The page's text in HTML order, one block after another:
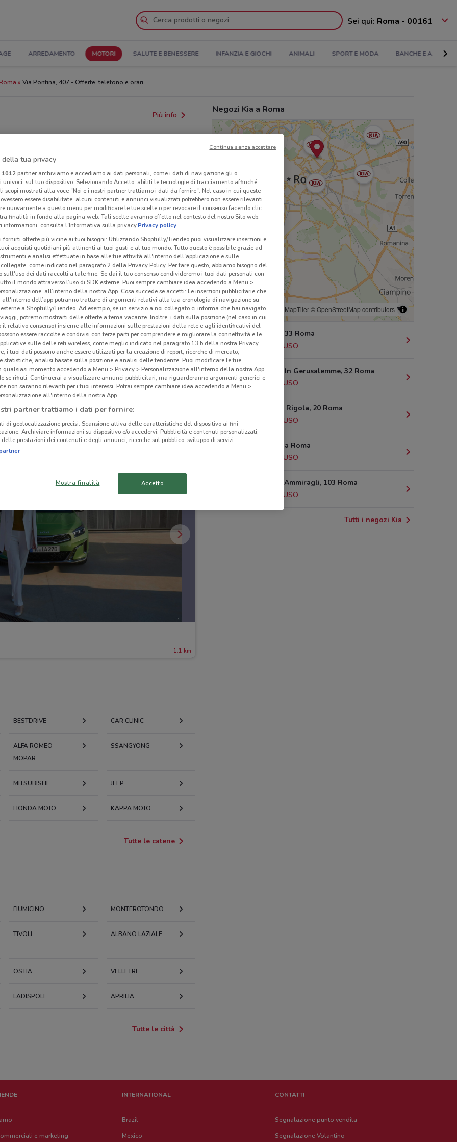
Sei qui: Roma - 00161
ARREDAMENTO MOTORI SALUTE E BENESSERE INFANZIA E GIOCHI ANIMALI SPORT E MODA BANCHE E
Via Pontina, 407 - Offerte, telefono e orari
Più info
regionali o nazionali. Verifica l’accuratezza
1.1 km
Negozi Kia a Roma
© MapTiler© OpenStreetMap contributors
Via Topino, 33 Roma
1.1 km
CHIUSO
Via S.Croce In Gerusalemme, 32 Roma
2.4 km
CHIUSO
Via Rinaldo Rigola, 20 Roma
CHIUSO
Via Tiburtina Roma
CHIUSO
Viale Degli Ammiragli, 103 Roma
CHIUSO
Tutti i negozi Kia
BESTDRIVE CAR CLINIC
ALFA ROMEO -
MOPAR
SSANGYONG
MITSUBISHI JEEP
HONDA MOTO KAPPA MOTO
Tutte le catene
FIUMICINO MONTEROTONDO
TIVOLI ALBANO LAZIALE
OSTIA VELLETRI
LADISPOLI APRILIA
Tutte le città
e marketing
INTERNATIONAL
Brazil
Mexico
CONTATTI
Segnalazione punto vendita
Segnalazione Volantino
della tua privacy
1012partner archiviamo e accediamo ai dati personali, come i dati di navigazione gli o
sul tuo dispositivo. Selezionando Accetto, abiliti le tecnologie di tracciamento affinché
scopi mostrati alla voce "Noi e i nostri partner trattiamo i dati da fornire". Nel caso in cui queste
essere disabilitate, alcuni contenuti e annunci visualizzati potrebbero non essere rilevanti.
nuovamente a questo menu per modificare le tue scelte o per revocare il consenso facendo clic
finalità in fondo alla pagina web. Tali scelte avranno effetto nel contesto del nostro Sito web.
informazioni, consulta l'Informativa sulla privacy.Privacy policy
fornirti offerte più vicine ai tuoi bisogni: Utilizzando Shopfully/Tiendeo puoi visualizzare inserzioni e
acquisti quotidiani più attinenti ai tuoi gusti e al tuo mondo. Tutto questo è possibile grazie ad
e analisi effettuate in base alle tue attività all'interno dell'applicazione e sulle
come indicato nel paragrafo 2 della Privacy Policy. Per fare questo, abbiamo bisogno del
sull'uso dei dati raccolti a tale fine. Se dai il tuo consenso condivideremo i tuoi dati personali con
il mondo attraverso l’uso di SDK esterne. Puoi sempre cambiare idea accedendo a Menu >
all’interno della nostra App. Cosa succede se accetti: Le inserzioni pubblicitarie che
all'interno dell’app potranno trattare di argomenti relativi alla tua cronologia di navigazione su
a Shopfully/Tiendeo. Ad esempio, se un servizio a noi collegato ci informa che hai navigato
potremo mostrarti delle offerte a tema vacanze. Inoltre, i dati sulla posizione (nel caso in cui
il relativo consenso) insieme alle informazioni sulle prestazioni della rete e agli identificativi del
essere raccolte e condivisi con terze parti per comprendere e migliorare la connettività e le
sulle delle reti wireless, come meglio indicato nel paragrafo 13.b della nostra Privacy
i tuoi dati possono anche essere utilizzati per la creazione di report, ricerche di mercato,
statistiche, analisi basate sulla posizione e analisi delle tendenze. Puoi modificare le tue
qualsiasi momento accedendo a Menu > Privacy > Personalizzazione all'interno della nostra App.
se rifiuti: Continuerai a visualizzare annunci pubblicitari, ma riguarderanno argomenti generici e
non saranno rilevanti per i tuoi interessi. Potrai sempre cambiare idea accedendo a Menu >
all'interno della nostra App.
partner trattiamo i dati per fornire:
di geolocalizzazione precisi. Scansione attiva delle caratteristiche del dispositivo ai fini
Archiviare informazioni su dispositivo e/o accedervi. Pubblicità e contenuti personalizzati,
prestazioni dei contenuti e degli annunci, ricerche sul pubblico, sviluppo di servizi.
Mostra finalità Accetto
Continua senza accettare